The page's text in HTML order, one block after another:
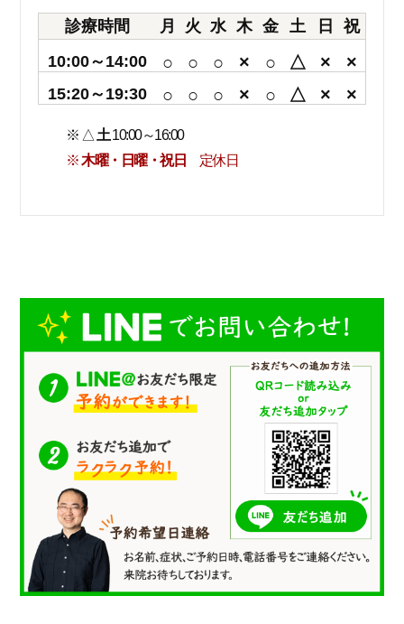
診療時間 月 火 水 木 金 土 日
祝
10:00～14:00
○ ○ ○ × ○ △ × ×
15:20～19:30 ○ ○ ○ × ○ △ × ×
※ △ 土10:00～16:00
※木曜・日曜・祝日 定休日